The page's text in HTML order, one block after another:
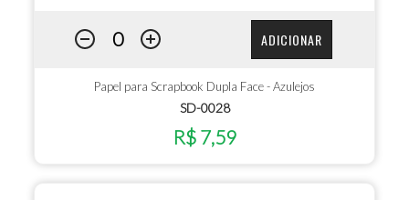
ADICIONAR
Papel para Scrapbook Dupla Face - Azulejos
SD-0028
R$ 7,59